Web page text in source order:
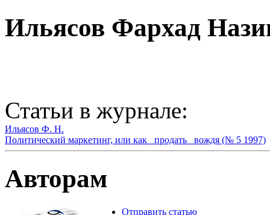
Ильясов Фархад
Статьи в журнале:
Ильясов Ф. Н.
Политический маркетинг, или как _продать_ вождя (№ 5 1997)
Авторам
Отправить статью